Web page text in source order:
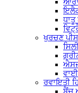
ਧਾਤੂ
ਖੁਰਚਣ
ਰਵਾਇਤੀ
ਬੈਂਚ